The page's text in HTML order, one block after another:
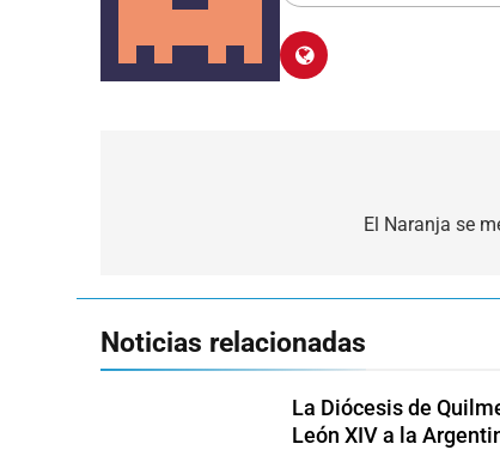
El Naranja se
Noticias relacionadas
La Diócesis de
León XIV a la